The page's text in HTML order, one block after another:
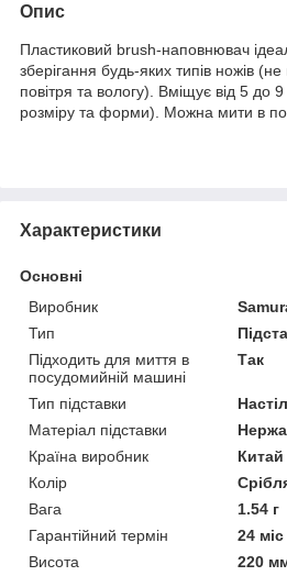
Опис
Пластиковий brush-наповнювач
зберігання будь-яких типів ножів
повітря та вологу). Вміщує від 5 до
розміру та форми). Можна мити в
Характеристики
Основні
Виробник
Тип
Підходить для миття в
посудомийній машині
Так
Тип підставки
Матеріал підставки
Країна виробник
Китай
Колір
Вага
1.54 г
Гарантійний термін
24 міс
Висота
220